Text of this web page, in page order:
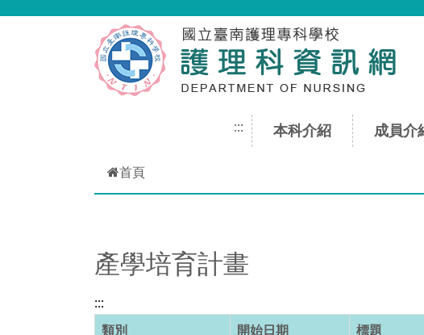
::: 本科介紹 成員介
首頁
產學培育計畫
:::
類別
開始日期 標題